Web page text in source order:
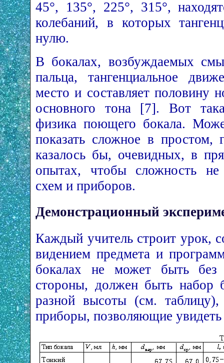
45°, 135°, 225°, 315°,
колебаний, в которых
нулю.
В бокалах, возбуждаемых
пальца, тангенциальное
место и составляет половину
основного тона [7]. Вот
физика поющего бокала.
показать сложное в
казалось бы, очевидных, в
опытах, чтобы сложность не
схем и приборов.
Демонстрационный
Каждый учитель строит урок,
видением предмета и
бокалах не может быть
стороны, должен быть набор
разной высоты (см.
приборы, позволяющие увидеть